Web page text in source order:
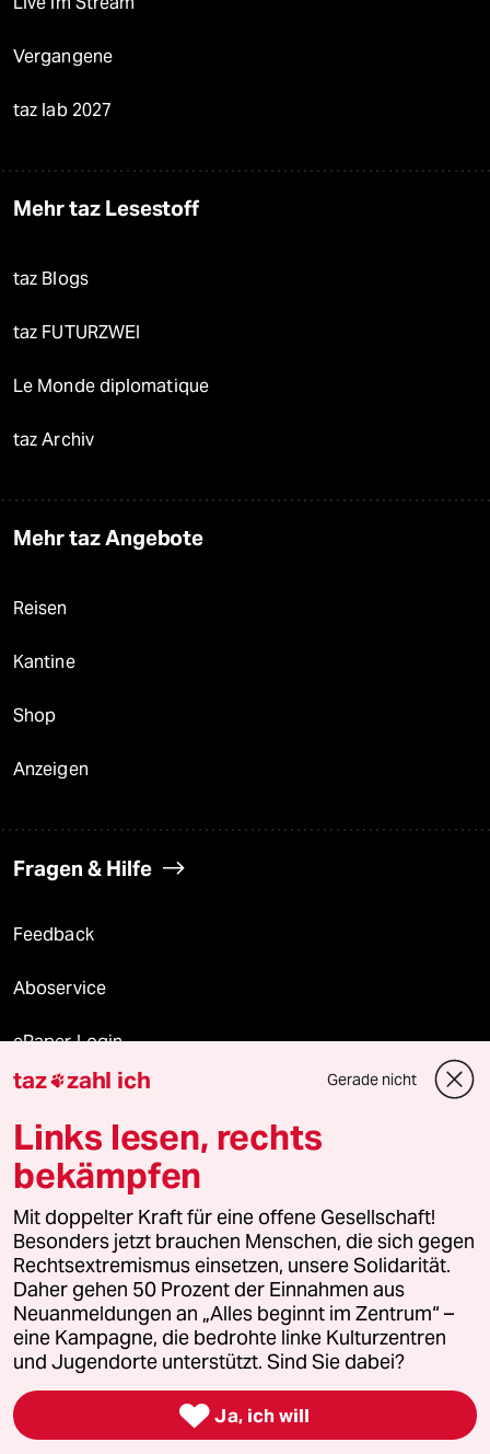
Vergangene
taz lab 2027
Mehr taz Lesestoff
taz Blogs
taz FUTURZWEI
Le Monde diplomatique
taz Archiv
Mehr taz Angebote
Reisen
Kantine
Shop
Anzeigen
Fragen & Hilfe
Feedback
Aboservice
ePaper Login
Downloads für Abonnierende
© 2026 taz Verlags und Vertriebs GmbH
Alle Rechte vorbehalten. Bei rechtlichen Fragen oder für Genehmigungen
wenden Sie sich bitte an
lizenzen@taz.de
Feedback Redaktionsstatut Kommune-Richtlinien
Leitlinie Informant Datenschutz Impressum AGB
Seitenwende Einwilligungen widerrufen (Ads)
taz zahl ich Gerade nicht
Links lesen, rechts
bekämpfen
Mit doppelter Kraft für eine offene Gesellschaft!
Besonders jetzt brauchen Menschen, die sich gegen
Rechtsextremismus einsetzen, unsere Solidarität.
Daher gehen 50 Prozent der Einnahmen aus
Neuanmeldungen an „Alles beginnt im Zentrum“ –
eine Kampagne, die bedrohte linke Kulturzentren
und Jugendorte unterstützt. Sind Sie dabei?
 Ja, ich will